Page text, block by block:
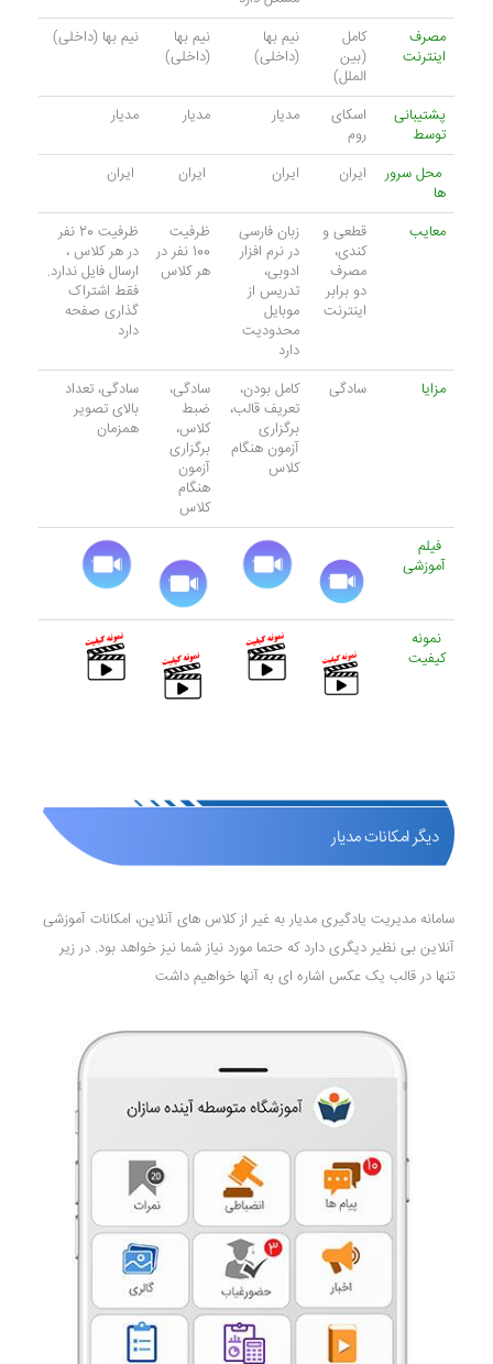
مصرف
اینترنت
کامل
(بین
الملل)
نیم بها
(داخلی)
نیم بها
(داخلی)
نیم بها (داخلی)
پشتیبانی
توسط
اسکای
روم
مدیار مدیار مدیار
محل سرور
ها
ایران ایران ایران ایران
معایب
قطعی و
کندی،
مصرف
دو برابر
اینترنت
زبان فارسی
در نرم افزار
ادوبی،
تدریس از
موبایل
محدودیت
دارد
ظرفیت
100 نفر در
هر کلاس
ظرفیت 20 نفر
در هر کلاس ،
ارسال فایل ندارد.
فقط اشتراک
گذاری صفحه
دارد
مزایا سادگی
کامل بودن،
تعریف قالب،
برگزاری
آزمون هنگام
کلاس
سادگی،
ضبط
کلاس،
برگزاری
آزمون
هنگام
کلاس
سادگی، تعداد
بالای تصویر
همزمان
فیلم
آموزشی
نمونه
کیفیت
دیگر امکانات مدیار
سامانه مدیریت یادگیری مدیار به غیر از کلاس های آنلاین، امکانات آموزشی
آنلاین بی نظیر دیگری دارد که حتما مورد نیاز شما نیز خواهد بود. در زیر
تنها در قالب یک عکس اشاره ای به آنها خواهیم داشت